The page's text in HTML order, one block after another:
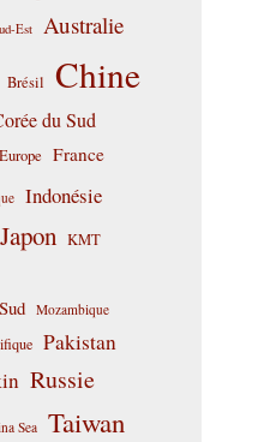
Est Australie
Brésil Chine
du Sud
Europe France
Indonésie
Japon KMT
Mozambique
Pakistan
Russie
Sea Taiwan